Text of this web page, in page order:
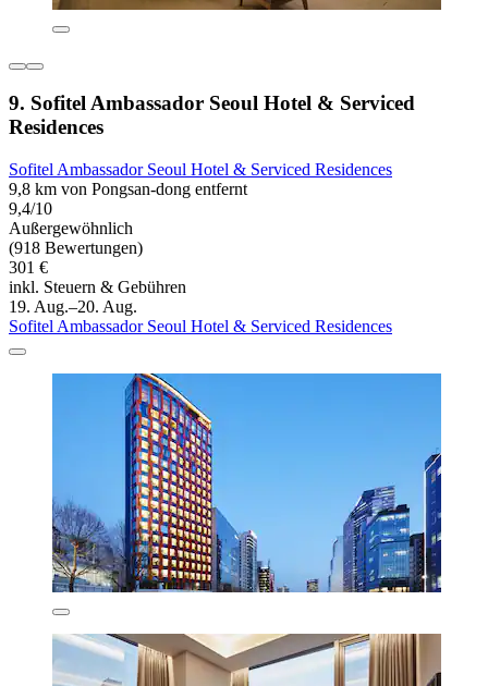
9. Sofitel Ambassador Seoul Hotel & Serviced
Residences
Sofitel Ambassador Seoul Hotel & Serviced Residences
9,8 km von Pongsan-dong entfernt
9,4/10
Außergewöhnlich
(918 Bewertungen)
301 €
inkl. Steuern & Gebühren
19. Aug.–20. Aug.
Sofitel Ambassador Seoul Hotel & Serviced Residences